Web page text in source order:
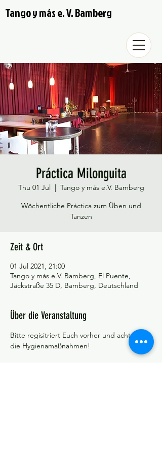
Tango y más e. V. Bamberg
Práctica Milonguita
Thu 01 Jul
  |
Tango y más e.V. Bamberg
Wöchentliche Práctica zum Üben und
Tanzen
Zeit & Ort
01 Jul 2021, 21:00
Tango y más e.V. Bamberg, El Puente,
Jäckstraße 35 D, Bamberg, Deutschland
Über die Veranstaltung
Bitte regisitriert Euch vorher und achtet auf
die Hygienamaßnahmen!